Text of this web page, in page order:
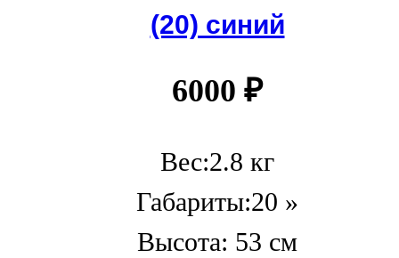
(20) синий
6000 ₽
Вес:2.8 кг
Габариты:20 »
Высота: 53 см